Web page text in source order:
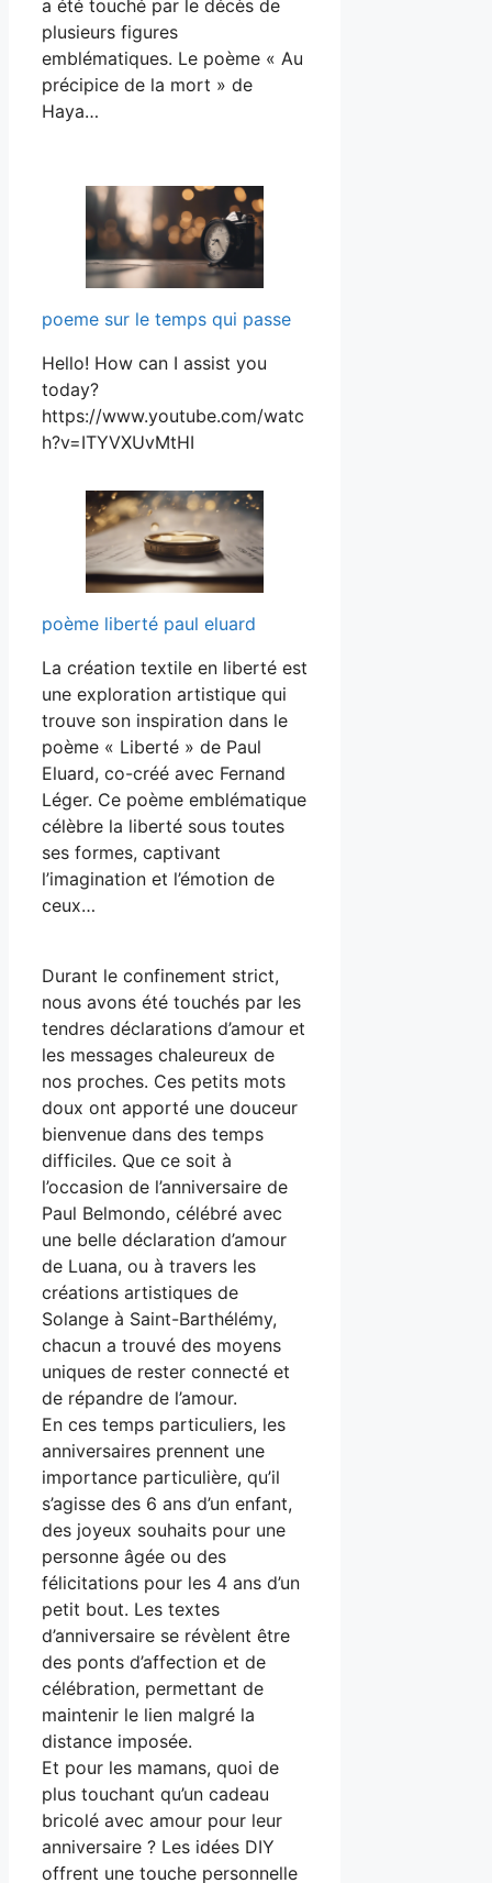
a été touché par le décès de
plusieurs figures
emblématiques. Le poème « Au
précipice de la mort » de
Haya…
poeme sur le temps qui passe
Hello! How can I assist you
today?
https://www.youtube.com/watc
h?v=ITYVXUvMtHI
poème liberté paul eluard
La création textile en liberté est
une exploration artistique qui
trouve son inspiration dans le
poème « Liberté » de Paul
Eluard, co-créé avec Fernand
Léger. Ce poème emblématique
célèbre la liberté sous toutes
ses formes, captivant
l’imagination et l’émotion de
ceux…
Durant le confinement strict,
nous avons été touchés par les
tendres déclarations d’amour et
les messages chaleureux de
nos proches. Ces petits mots
doux ont apporté une douceur
bienvenue dans des temps
difficiles. Que ce soit à
l’occasion de l’anniversaire de
Paul Belmondo, célébré avec
une belle déclaration d’amour
de Luana, ou à travers les
créations artistiques de
Solange à Saint-Barthélémy,
chacun a trouvé des moyens
uniques de rester connecté et
de répandre de l’amour.
En ces temps particuliers, les
anniversaires prennent une
importance particulière, qu’il
s’agisse des 6 ans d’un enfant,
des joyeux souhaits pour une
personne âgée ou des
félicitations pour les 4 ans d’un
petit bout. Les textes
d’anniversaire se révèlent être
des ponts d’affection et de
célébration, permettant de
maintenir le lien malgré la
distance imposée.
Et pour les mamans, quoi de
plus touchant qu’un cadeau
bricolé avec amour pour leur
anniversaire ? Les idées DIY
offrent une touche personnelle